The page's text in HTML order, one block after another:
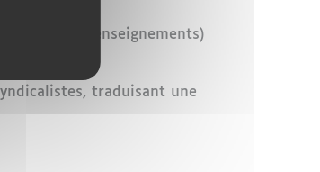
chef des renseignements)
traduisant une